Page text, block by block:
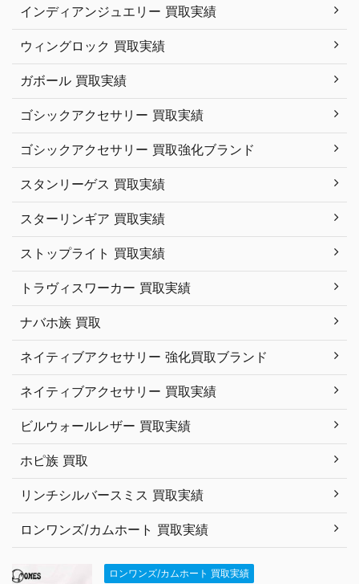
インディアンジュエリー 買取実績
ウィングロック 買取実績
ガボール 買取実績
ゴシックアクセサリー 買取実績
ゴシックアクセサリー 買取強化ブランド
スタンリーゲス 買取実績
スターリンギア 買取実績
ストップライト 買取実績
トラヴィスワーカー 買取実績
ナバホ族 買取
ネイティブアクセサリー 強化買取ブランド
ネイティブアクセサリー 買取実績
ビルウォールレザー 買取実績
ホピ族 買取
リンチシルバースミス 買取実績
ロンワンズ/カムホート 買取実績
ロンワンズ/カムホート 買取実績